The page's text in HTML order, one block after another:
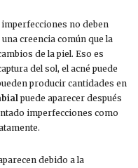
no deben
creencia común que la
de la piel. Eso es
del sol, el acné puede
producir cantidades en
puede aparecer después
imperfecciones como
debido a la